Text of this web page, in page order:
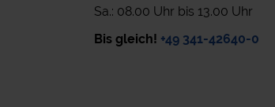
Sa.: 08.00 Uhr bis 13.00 Uhr
Bis gleich! +49 341-42640-0